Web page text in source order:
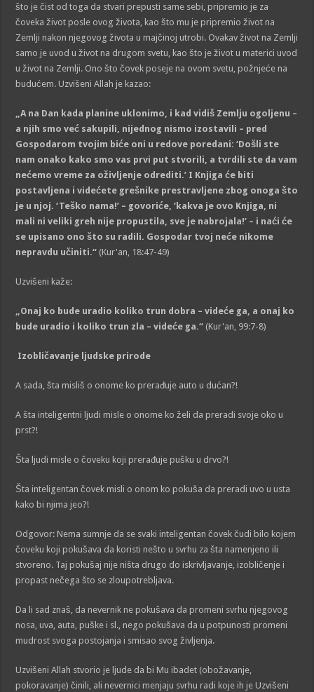
što je čist od toga da stvari prepusti same sebi, pripremio je za
čoveka život posle ovog života, kao što mu je pripremio život na
Zemlji nakon njegovog života u majčinoj utrobi. Ovakav život na Zemlji
samo je uvod u život na drugom svetu, kao što je život u materici uvod
u život na Zemlji. Ono što čovek poseje na ovom svetu, požnjeće na
budućem. Uzvišeni Allah je kazao:
„A na Dan kada planine uklonimo, i kad vidiš Zemlju ogoljenu –
a njih smo već sakupili, nijednog nismo izostavili – pred
Gospodarom tvojim biće oni u redove poredani: ‘Došli ste
nam onako kako smo vas prvi put stvorili, a tvrdili ste da vam
nećemo vreme za oživljenje odrediti.’ I Knjiga će biti
postavljena i videćete grešnike prestravljene zbog onoga što
je u njoj. ‘Teško nama!’ – govoriće, ‘kakva je ovo Knjiga, ni
mali ni veliki greh nije propustila, sve je nabrojala!’ – i naći će
se upisano ono što su radili. Gospodar tvoj neće nikome
nepravdu učiniti.“ (Kur'an, 18:47-49)
Uzvišeni kaže:
„Onaj ko bude uradio koliko trun dobra – videće ga, a onaj ko
bude uradio i koliko trun zla – videće ga.“ (Kur'an, 99:7-8)
Izobličavanje ljudske prirode
A sada, šta misliš o onome ko prerađuje auto u dućan?!
A šta inteligentni ljudi misle o onome ko želi da preradi svoje oko u
prst?!
Šta ljudi misle o čoveku koji prerađuje pušku u drvo?!
Šta inteligentan čovek misli o onom ko pokuša da preradi uvo u usta
kako bi njima jeo?!
Odgovor: Nema sumnje da se svaki inteligentan čovek čudi bilo kojem
čoveku koji pokušava da koristi nešto u svrhu za šta namenjeno ili
stvoreno. Taj pokušaj nije ništa drugo do iskrivljavanje, izobličenje i
propast nečega što se zloupotrebljava.
Da li sad znaš, da nevernik ne pokušava da promeni svrhu njegovog
nosa, uva, auta, puške i sl., nego pokušava da u potpunosti promeni
mudrost svoga postojanja i smisao svog življenja.
Uzvišeni Allah stvorio je ljude da bi Mu ibadet (obožavanje,
pokoravanje) činili, ali nevernici menjaju svrhu radi koje ih je Uzvišeni